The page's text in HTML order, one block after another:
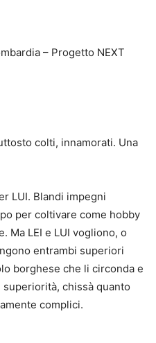
– Progetto NEXT
colti, innamorati. Una
LUI. Blandi impegni
per coltivare come hobby
Ma LEI e LUI vogliono, o
entrambi superiori
borghese che li circonda e
chissà quanto
complici.